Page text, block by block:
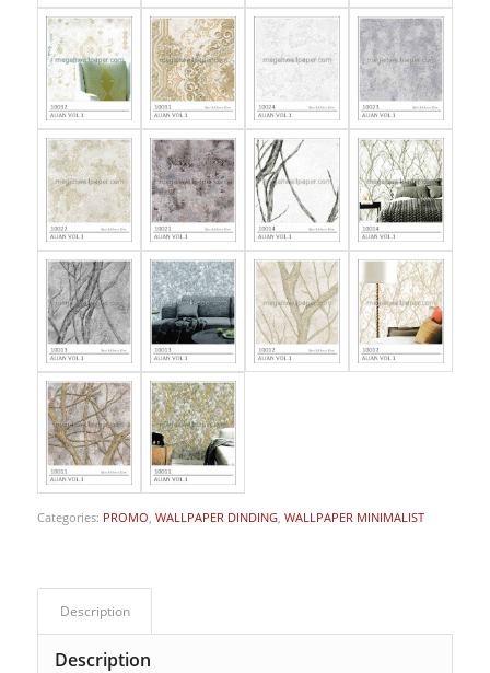
Categories: PROMO WALLPAPER DINDING, WALLPAPER MINIMALIST
Description
Description